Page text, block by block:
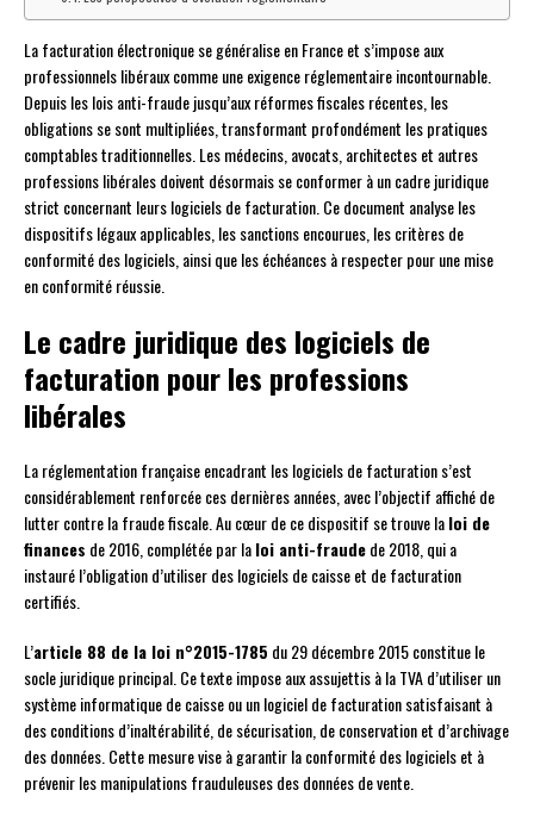
La facturation électronique se généralise en France et s’impose aux
professionnels libéraux comme une exigence réglementaire incontournable.
Depuis les lois anti-fraude jusqu’aux réformes fiscales récentes, les
obligations se sont multipliées, transformant profondément les pratiques
comptables traditionnelles. Les médecins, avocats, architectes et autres
professions libérales doivent désormais se conformer à un cadre juridique
strict concernant leurs logiciels de facturation. Ce document analyse les
dispositifs légaux applicables, les sanctions encourues, les critères de
conformité des logiciels, ainsi que les échéances à respecter pour une mise
en conformité réussie.
Le cadre juridique des logiciels de
facturation pour les professions
libérales
La réglementation française encadrant les logiciels de facturation s’est
considérablement renforcée ces dernières années, avec l’objectif affiché de
lutter contre la fraude fiscale. Au cœur de ce dispositif se trouve laloi de
finances de 2016, complétée par laloi anti-fraudede 2018, qui a
instauré l’obligation d’utiliser des logiciels de caisse et de facturation
certifiés.
L’article 88 de la loi n°2015-1785 du 29 décembre 2015 constitue le
socle juridique principal. Ce texte impose aux assujettis à la TVA d’utiliser un
système informatique de caisse ou un logiciel de facturation satisfaisant à
des conditions d’inaltérabilité, de sécurisation, de conservation et d’archivage
des données. Cette mesure vise à garantir la conformité des logiciels et à
prévenir les manipulations frauduleuses des données de vente.